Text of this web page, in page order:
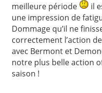
meilleure période
il
une impression de
Dommage qu’il ne
correctement l’action
avec Bermont et
notre plus belle action
saison !